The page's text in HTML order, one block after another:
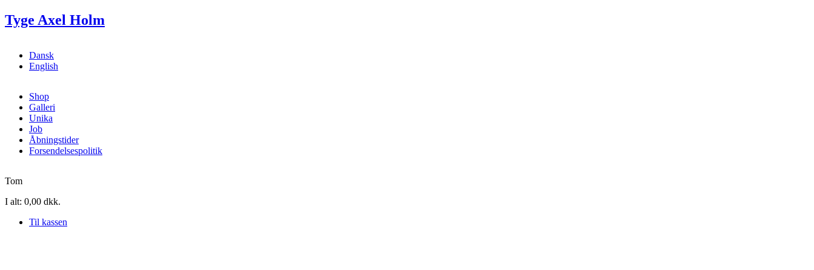
Gå til hovedindhold
Tyge Axel Holm
Dansk
English
Shop
Galleri
Unika
Job
Åbningstider
Forsendelsespolitik
Tom
I alt: 0,00 dkk.
Til kassen